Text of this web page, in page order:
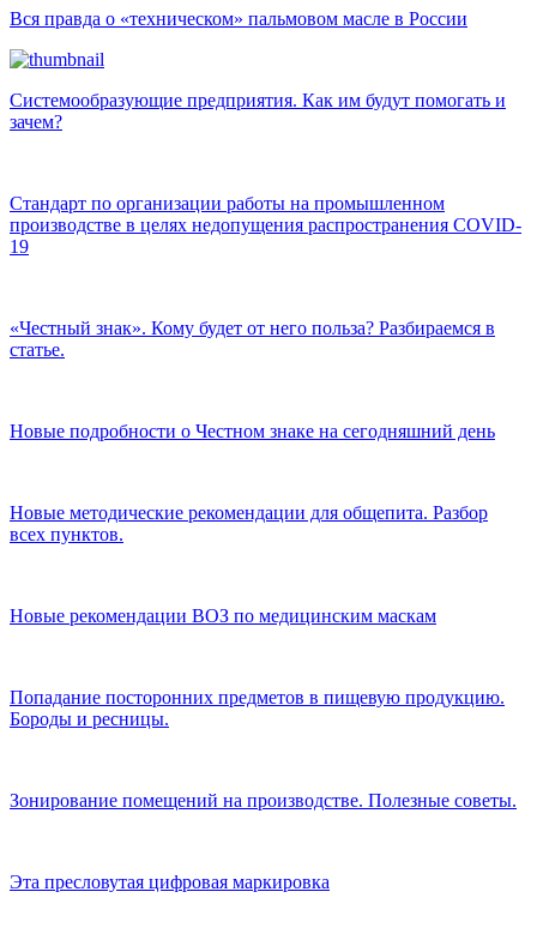
Вся правда о «техническом» пальмовом масле в России
Системообразующие предприятия. Как им будут помогать и
зачем?
Стандарт по организации работы на промышленном
производстве в целях недопущения распространения COVID-
19
«Честный знак». Кому будет от него польза? Разбираемся в
статье.
Новые подробности о Честном знаке на сегодняшний день
Новые методические рекомендации для общепита. Разбор
всех пунктов.
Новые рекомендации ВОЗ по медицинским маскам
Попадание посторонних предметов в пищевую продукцию.
Бороды и ресницы.
Зонирование помещений на производстве. Полезные советы.
Эта пресловутая цифровая маркировка